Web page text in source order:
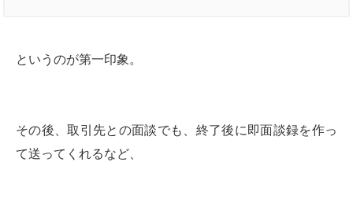
というのが第一印象。
その後、取引先との面談でも、終了後に即面談録を作っ
て送ってくれるなど、